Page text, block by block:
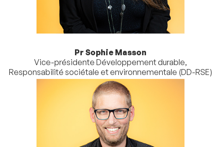
Pr Sophie Masson
Vice-présidente Développement durable,
Responsabilité sociétale et environnementale (DD-RSE)